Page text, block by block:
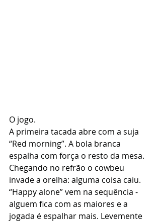
O jogo.
A primeira tacada abre com a suja
“Red morning”. A bola branca
espalha com força o resto da mesa.
Chegando no refrão o cowbeu
invade a orelha: alguma coisa caiu.
“Happy alone” vem na sequência -
alguem fica com as maiores e a
jogada é espalhar mais. Levemente